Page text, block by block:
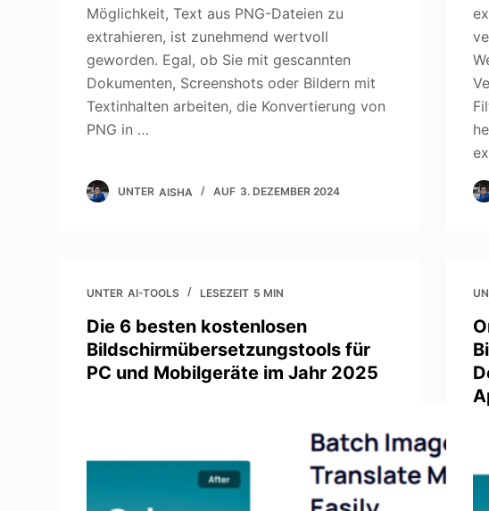
Möglichkeit, Text aus PNG-Dateien zu
extrahieren, ist zunehmend wertvoll
geworden. Egal, ob Sie mit gescannten
Dokumenten, Screenshots oder Bildern mit
Textinhalten arbeiten, die Konvertierung von
PNG in …
UNTER AISHA AUF 3. DEZEMBER 2024
UNTER AI-TOOLS LESEZEIT 5 MIN
Die 6 besten kostenlosen
Bildschirmübersetzungstools für
PC und Mobilgeräte im Jahr 2025